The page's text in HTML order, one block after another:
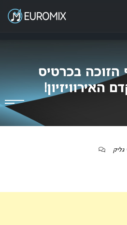
בישראל
הזוכה בכרטיס
האירוויזיון!
גליק